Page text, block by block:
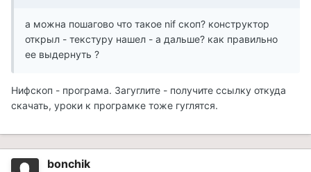
а можна пошагово что такое nif скоп? конструктор
открыл - текстуру нашел - а дальше? как правильно
ее выдернуть ?
Нифскоп - програма. Загуглите - получите ссылку откуда
скачать, уроки к програмке тоже гуглятся.
bonchik